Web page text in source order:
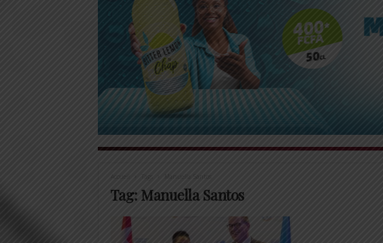
Accueil Tags Manuella Santos
Tag: Manuella Santos